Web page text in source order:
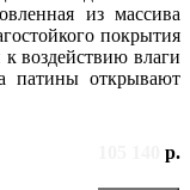
из массива
покрытия
к воздействию влаги
патины открывают
р.